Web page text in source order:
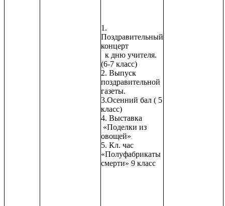
1.
Поздравительный
концерт
к дню учителя.
(6-7 класс)
2. Выпуск
поздравительной
газеты.
3.Осенний бал ( 5
класс)
4. Выставка
«Поделки из
овощей»
5. Кл. час
«Полуфабрикаты
смерти» 9 класс